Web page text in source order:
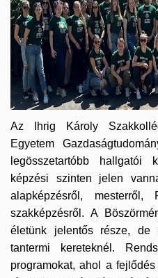
Az Ihrig Károly
Egyetem
legösszetartóbb hallgatói
képzési szinten jelen
alapképzésről, mesterről,
szakképzésről. A
életünk jelentős része,
tantermi kereteknél.
programokat, ahol a